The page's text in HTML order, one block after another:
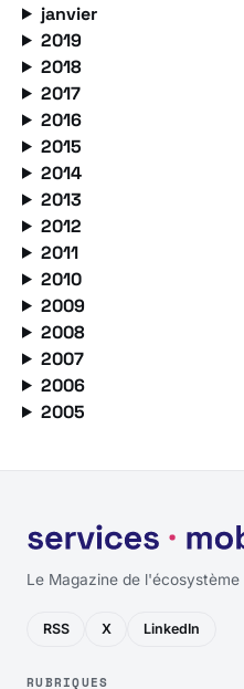
janvier
2019
2018
2017
2016
2015
2014
2013
2012
2011
2010
2009
2008
2007
2006
2005
Le Magazine de l'écosystème
RSS X LinkedIn
RUBRIQUES